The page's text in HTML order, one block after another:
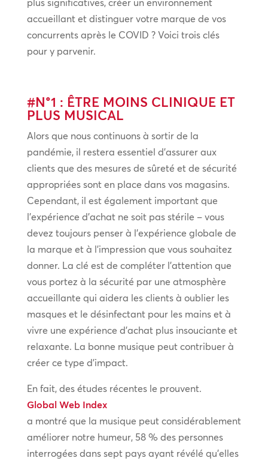
plus significatives, créer un environnement
accueillant et distinguer votre marque de vos
concurrents après le COVID ? Voici trois clés
pour y parvenir.
#N°1 : ÊTRE MOINS CLINIQUE ET
PLUS MUSICAL
Alors que nous continuons à sortir de la
pandémie, il restera essentiel d’assurer aux
clients que des mesures de sûreté et de sécurité
appropriées sont en place dans vos magasins.
Cependant, il est également important que
l’expérience d’achat ne soit pas stérile – vous
devez toujours penser à l’expérience globale de
la marque et à l’impression que vous souhaitez
donner. La clé est de compléter l’attention que
vous portez à la sécurité par une atmosphère
accueillante qui aidera les clients à oublier les
masques et le désinfectant pour les mains et à
vivre une expérience d’achat plus insouciante et
relaxante. La bonne musique peut contribuer à
créer ce type d’impact.
En fait, des études récentes le prouvent.
Global Web Index
a montré que la musique peut considérablement
améliorer notre humeur, 58 % des personnes
interrogées dans sept pays ayant révélé qu’elles